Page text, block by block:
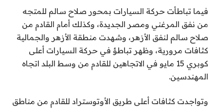
فيما تباطأت حركة السيارات بمحور صلاح سالم للمتجه
من نفق المرغني ومصر الجديدة، وكذلك أمام القادم من
صلاح سالم لنفق الأزهر، وشهدت منطقة الأزهر والجمالية
كثافات مرورية، وظهر تباطؤ في حركة السيارات أعلى
كوبري 15 مايو في الاتجاهين للقادم من وسط البلد اتجاه
المهندسين.
وتواجدت كثافات أعلى طريق الأوتوستراد للقادم من مناطق